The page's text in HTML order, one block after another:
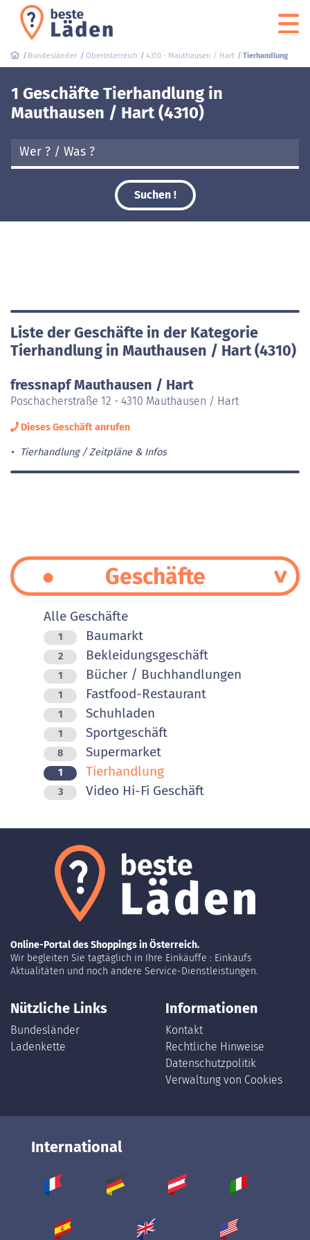
Bundesländer Oberösterreich 4310 - Mauthausen / Hart Tierhandlung
1 Geschäfte Tierhandlung in
Mauthausen / Hart (4310)
Suchen !
Liste der Geschäfte in der Kategorie
Tierhandlung in Mauthausen / Hart (4310)
fressnapf Mauthausen / Hart
Poschacherstraße 12 - 4310 Mauthausen / Hart
Dieses Geschäft anrufen
Tierhandlung Zeitpläne & Infos
Geschäfte
Alle Geschäfte
1 Baumarkt
2 Bekleidungsgeschäft
1 Bücher / Buchhandlungen
1 Fastfood-Restaurant
1 Schuhladen
1 Sportgeschäft
8 Supermarket
1 Tierhandlung
3 Video Hi-Fi Geschäft
Online-Portal des Shoppings in Österreich.
Wir begleiten Sie tagtäglich in Ihre Einkäuffe : Einkaufs
Aktualitäten und noch andere Service-Dienstleistungen.
Nützliche Links
Bundesländer
Ladenkette
Informationen
Kontakt
Rechtliche Hinweise
Datenschutzpolitik
Verwaltung von Cookies
International